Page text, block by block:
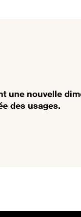
une nouvelle
des usages.